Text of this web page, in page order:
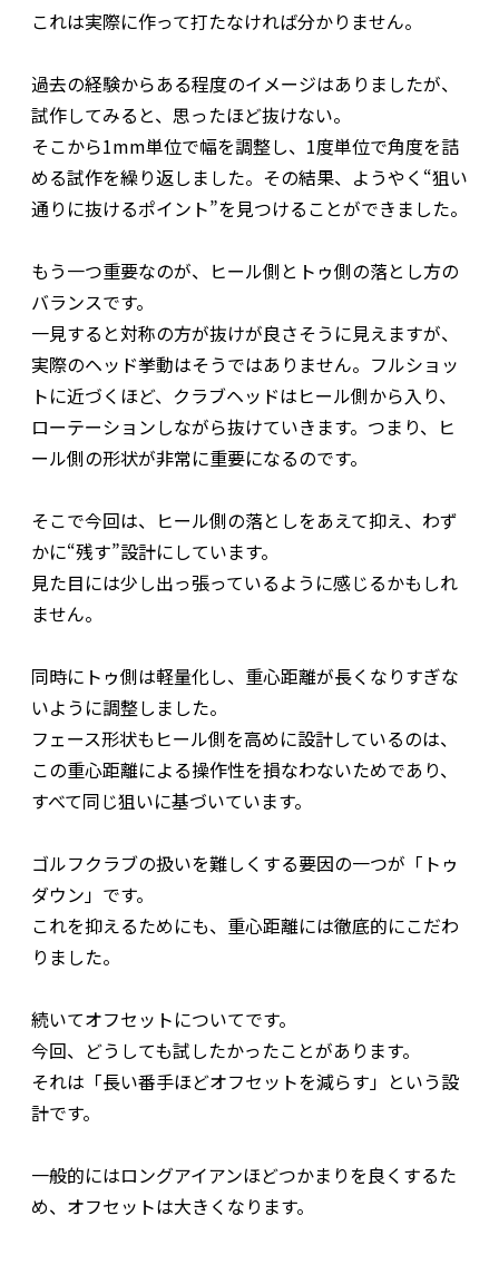
これは実際に作って打たなければ分かりません。
過去の経験からある程度のイメージはありましたが、
試作してみると、思ったほど抜けない。
そこから1mm単位で幅を調整し、1度単位で角度を詰
める試作を繰り返しました。その結果、ようやく“狙い
通りに抜けるポイント”を見つけることができました。
もう一つ重要なのが、ヒール側とトゥ側の落とし方の
バランスです。
一見すると対称の方が抜けが良さそうに見えますが、
実際のヘッド挙動はそうではありません。フルショッ
トに近づくほど、クラブヘッドはヒール側から入り、
ローテーションしながら抜けていきます。つまり、ヒ
ール側の形状が非常に重要になるのです。
そこで今回は、ヒール側の落としをあえて抑え、わず
かに“残す”設計にしています。
見た目には少し出っ張っているように感じるかもしれ
ません。
同時にトゥ側は軽量化し、重心距離が長くなりすぎな
いように調整しました。
フェース形状もヒール側を高めに設計しているのは、
この重心距離による操作性を損なわないためであり、
すべて同じ狙いに基づいています。
ゴルフクラブの扱いを難しくする要因の一つが「トゥ
ダウン」です。
これを抑えるためにも、重心距離には徹底的にこだわ
りました。
続いてオフセットについてです。
今回、どうしても試したかったことがあります。
それは「長い番手ほどオフセットを減らす」という設
計です。
一般的にはロングアイアンほどつかまりを良くするた
め、オフセットは大きくなります。